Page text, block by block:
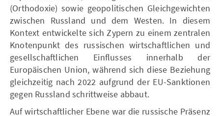
(Orthodoxie) sowie geopolitischen Gleichgewichten
zwischen Russland und dem Westen. In diesem
Kontext entwickelte sich Zypern zu einem zentralen
Knotenpunkt des russischen wirtschaftlichen und
gesellschaftlichen Einflusses innerhalb der
Europäischen Union, während sich diese Beziehung
gleichzeitig nach 2022 aufgrund der EU-Sanktionen
gegen Russland schrittweise abbaut.
Auf wirtschaftlicher Ebene war die russische Präsenz